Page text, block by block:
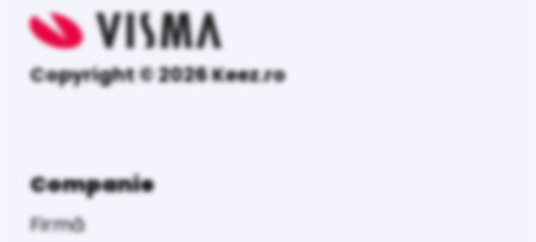
Copyright © 2026 Keez.ro
Companie
Firmă